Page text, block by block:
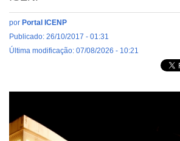
por Portal ICENP
Publicado: 26/10/2017 - 01:31
Última modificação: 07/08/2026 - 10:21